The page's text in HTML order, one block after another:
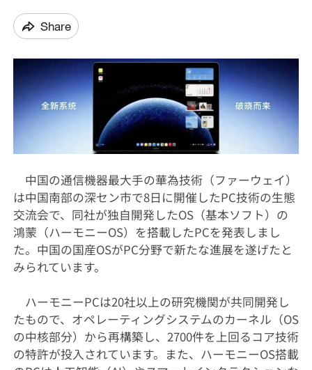
Share
中国の通信機器最大手の華為技術（ファーウェイ）
は中国南部の深セン市で8日に開催したPC技術の生態
交流会で、同社が独自開発したOS（基本ソフト）の
鴻蒙（ハーモニーOS）を搭載したPCを発表しまし
た。中国の国産OSがPC分野で新たな進展を遂げたと
みられています。
ハーモニーPCは20社以上の研究機関が共同開発し
たもので、オペレーティングシステムのカーネル（OS
の中核部分）から再構築し、2700件を上回るコア技術
の特許が投入されています。また、ハーモニーOS搭載